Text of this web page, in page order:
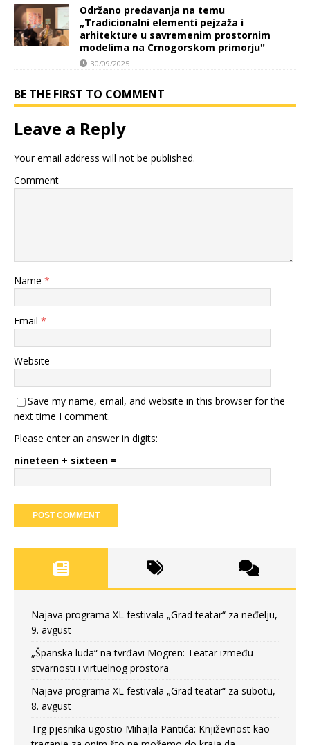
Održano predavanja na temu
„Tradicionalni elementi pejzaža i
arhitekture u savremenim prostornim
modelima na Crnogorskom primorjuˮ
30/09/2025
BE THE FIRST TO COMMENT
Leave a Reply
Your email address will not be published.
Comment
Name *
Email *
Website
Save my name, email, and website in this browser for the
next time I comment.
Please enter an answer in digits:
nineteen + sixteen =
Najava programa XL festivala „Grad teatar“ za neđelju,
9. avgust
„Španska luda“ na tvrđavi Mogren: Teatar između
stvarnosti i virtuelnog prostora
Najava programa XL festivala „Grad teatar“ za subotu,
8. avgust
Trg pjesnika ugostio Mihajla Pantića: Književnost kao